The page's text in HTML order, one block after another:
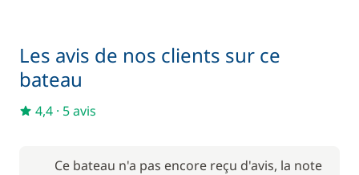
Les avis de nos clients sur ce
bateau
4,4 · 5 avis
Ce bateau n'a pas encore reçu d'avis, la note